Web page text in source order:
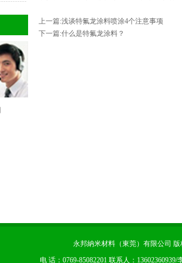
上一篇:浅谈特氟龙涂料喷涂4个注意事项
下一篇:什么是特氟龙涂料？
永邦納米材料（東莞）有限公司 版
电 话：0769-85082201 联系人：13602360939/